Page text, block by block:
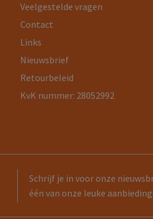
Veelgestelde vragen
Contact
Links
Nieuwsbrief
Retourbeleid
KvK nummer: 28052992
Schrijf je in voor onze
één van onze leuke